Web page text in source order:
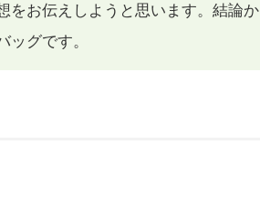
をお伝えしようと思います。結論か
グです。